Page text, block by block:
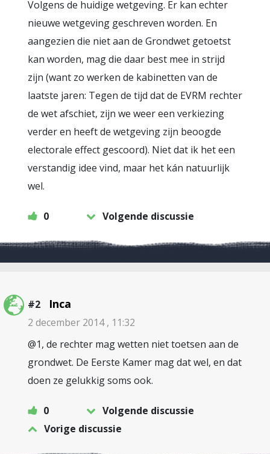
Volgens de huidige wetgeving. Er kan echter
nieuwe wetgeving geschreven worden. En
aangezien die niet aan de Grondwet getoetst
kan worden, mag die daar best mee in strijd
zijn (want zo werken de kabinetten van de
laatste jaren: Tegen de tijd dat de EVRM rechter
de wet afschiet, zijn we weer een verkiezing
verder en heeft de wetgeving zijn beoogde
electorale effect gescoord). Niet dat ik het een
verstandig idee vind, maar het kán natuurlijk
wel.
0 Volgende discussie
#2 Inca
2 december 2014 , 11:32
@1, de rechter mag wetten niet toetsen aan de
grondwet. De Eerste Kamer mag dat wel, en dat
doen ze gelukkig soms ook.
0
Volgende discussie
Vorige discussie